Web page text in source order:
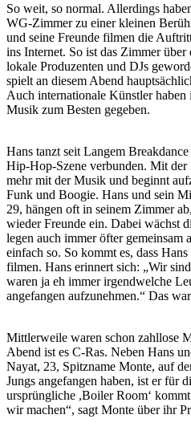
So weit, so normal. Allerdings
WG-Zimmer zu einer kleinen
und seine Freunde filmen die
ins Internet. So ist das Zimmer
lokale Produzenten und DJs
spielt an diesem Abend
Auch internationale Künstler haben
Musik zum Besten gegeben.
Hans tanzt seit Langem
Hip-Hop-Szene verbunden. Mit der
mehr mit der Musik und beginnt
Funk und Boogie. Hans und sein
29, hängen oft in seinem Zimmer
wieder Freunde ein. Dabei wächst
legen auch immer öfter gemeinsam
einfach so. So kommt es, dass
filmen. Hans erinnert sich: „Wir
waren ja eh immer irgendwelche
angefangen aufzunehmen.“ Das
Mittlerweile waren schon zahllose
Abend ist es C-Ras. Neben Hans
Nayat, 23, Spitzname Monte, auf
Jungs angefangen haben, ist er für
ursprüngliche ,Boiler Room‘
wir machen“, sagt Monte über ihr